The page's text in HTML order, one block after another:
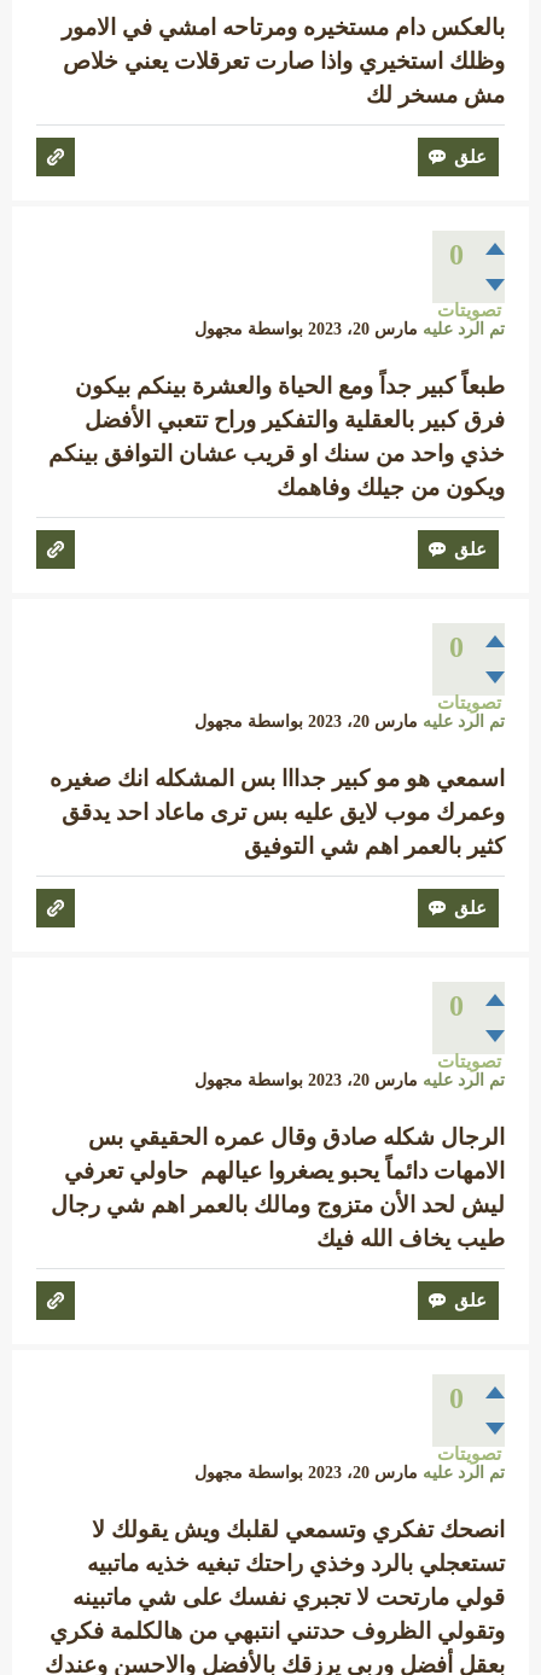
بالعكس دام مستخيره ومرتاحه امشي في الامور
وظلك استخيري واذا صارت تعرقلات يعني خلاص
مش مسخر لك
0
تصويتات
تم الرد عليه مارس 20، 2023 بواسطة مجهول
طبعاً كبير جداً ومع الحياة والعشرة بينكم بيكون
فرق كبير بالعقلية والتفكير وراح تتعبي الأفضل
خذي واحد من سنك او قريب عشان التوافق بينكم
ويكون من جيلك وفاهمك
0
تصويتات
تم الرد عليه مارس 20، 2023 بواسطة مجهول
اسمعي هو مو كبير جدااا بس المشكله انك صغيره
وعمرك موب لايق عليه بس ترى ماعاد احد يدقق
كثير بالعمر اهم شي التوفيق
0
تصويتات
تم الرد عليه مارس 20، 2023 بواسطة مجهول
الرجال شكله صادق وقال عمره الحقيقي بس
الامهات دائماً يحبو يصغروا عيالهم حاولي تعرفي
ليش لحد الأن متزوج ومالك بالعمر اهم شي رجال
طيب يخاف الله فيك
0
تصويتات
تم الرد عليه مارس 20، 2023 بواسطة مجهول
انصحك تفكري وتسمعي لقلبك ويش يقولك لا
تستعجلي بالرد وخذي راحتك تبغيه خذيه ماتبيه
قولي مارتحت لا تجبري نفسك على شي ماتبينه
وتقولي الظروف حدتني انتبهي من هالكلمة فكري
بعقل أفضل وربي يرزقك بالأفضل والاحسن وعندك